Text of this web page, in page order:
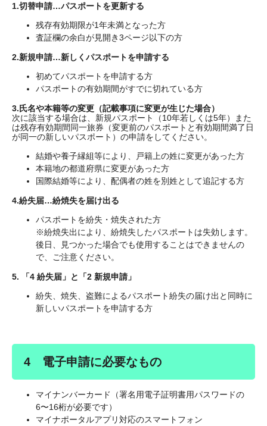
1.切替申請…パスポートを更新する
残存有効期限が1年未満となった方
査証欄の余白が見開き3ページ以下の方
2.新規申請…新しくパスポートを申請する
初めてパスポートを申請する方
パスポートの有効期間がすでに切れている方
3.氏名や本籍等の変更（記載事項に変更が生じた場合）
次に該当する場合は、新規パスポート（10年若しくは5年）また
は残存有効期間同一旅券（変更前のパスポートと有効期間満了日
が同一の新しいパスポート）の申請をしてください。
結婚や養子縁組等により、戸籍上の姓に変更があった方
本籍地の都道府県に変更があった方
国際結婚等により、配偶者の姓を別姓として追記する方
4.紛失届…紛焼失を届け出る
パスポートを紛失・焼失された方
※紛焼失出により、紛焼失したパスポートは失効します。
後日、見つかった場合でも使用することはできませんの
で、ご注意ください。
5. 「4 紛失届」と「2 新規申請」
紛失、焼失、盗難によるパスポート紛失の届け出と同時に
新しいパスポートを申請する方
4 電子申請に必要なもの
マイナンバーカード（署名用電子証明書用パスワードの
6〜16桁が必要です）
マイナポータルアプリ対応のスマートフォン